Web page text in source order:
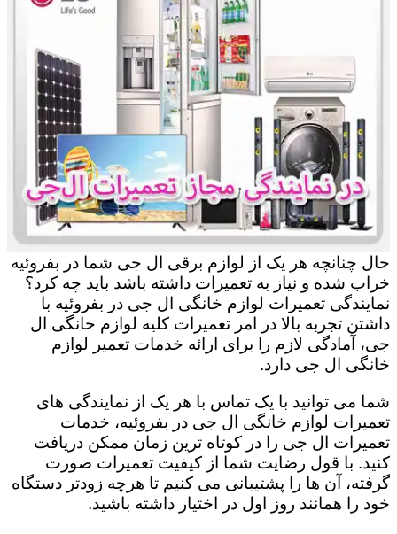
حال چنانچه هر یک از لوازم برقی ال جی شما در بفروئیه
خراب شده و نیاز به تعمیرات داشته باشد باید چه کرد؟
نمایندگی تعمیرات لوازم خانگی ال جی در بفروئیه با
داشتن تجربه بالا در امر تعمیرات کلیه لوازم خانگی ال
جی، آمادگی لازم را برای ارائه خدمات تعمیر لوازم
خانگی ال جی دارد.
شما می توانید با یک تماس با هر یک از نمایندگی های
تعمیرات لوازم خانگی ال جی در بفروئیه، خدمات
تعمیرات ال جی را در کوتاه ترین زمان ممکن دریافت
کنید. با قول رضایت شما از کیفیت تعمیرات صورت
گرفته، آن ها را پشتیبانی می کنیم تا هرچه زودتر دستگاه
خود را همانند روز اول در اختیار داشته باشید.